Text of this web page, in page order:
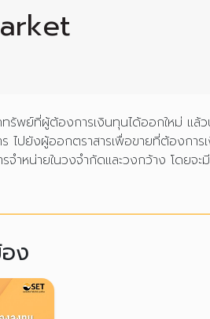
รัพย์ที่ผู้ต้องการเงินทุนได้ออกใหม่ แล้
ไปยังผู้ออกตราสารเพื่อขายที่ต้องการ
รจำหน่ายในวงจำกัดและวงกว้าง โดย
ง